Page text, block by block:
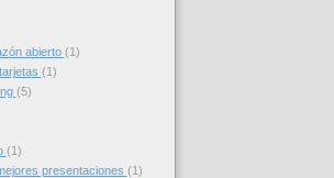
abierto (1)
(1)
(5)
(1)
presentaciones (1)